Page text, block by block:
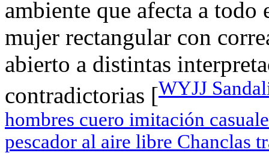
ambiente que afecta a
mujer rectangular con
abierto a distintas
contradictorias [WYJJ
hombres cuero imitación
pescador al aire libre Chanclas